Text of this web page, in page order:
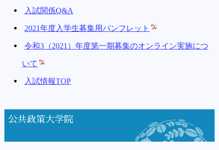
入試関係Q&A
2021年度入学生募集用パンフレット
令和3（2021）年度第一期募集のオンライン実施につ
いて
入試情報TOP
公共政策大学院